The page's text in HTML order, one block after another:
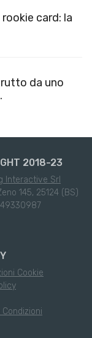
card: la
da uno
2018-23
Interactive Srl
145, 25124 (BS)
Cookie